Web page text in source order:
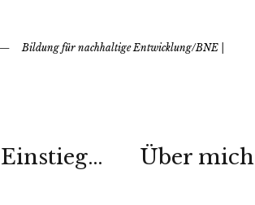
Bildung für nachhaltige Entwicklung/BNE |
Über mich